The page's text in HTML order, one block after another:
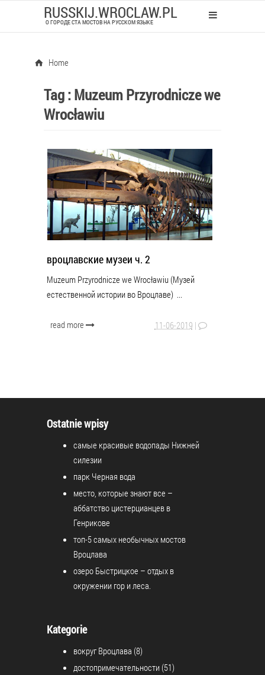
RUSSKIJ.WROCLAW.PL
О ГОРОДЕ СТА МОСТОВ НА РУССКОМ ЯЗЫКЕ
Home
Tag :Muzeum Przyrodnicze we
Wrocławiu
вроцлавские музеи ч. 2
Muzeum Przyrodnicze we Wrocławiu (Музей
естественной истории во Вроцлаве) ...
read more 11-06-2019 |
Ostatnie wpisy
самые красивые водопады Нижней
силезии
парк Черная вода
место, которые знают все –
аббатство цистерцианцев в
Генрикове
топ-5 самых необычных мостов
Вроцлава
озеро Быстрицкое – отдых в
окружении гор и леса.
Kategorie
вокруг Вроцлава (8)
достопримечательности (51)